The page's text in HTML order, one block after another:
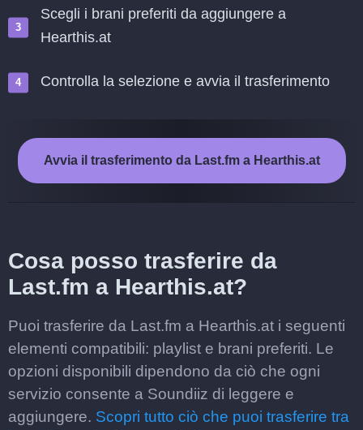
Scegli i brani preferiti da aggiungere a
Hearthis.at
Controlla la selezione e avvia il trasferimento
Avvia il trasferimento da Last.fm a Hearthis.at
Cosa posso trasferire da
Last.fm a Hearthis.at?
Puoi trasferire da Last.fm a Hearthis.at i seguenti
elementi compatibili: playlist e brani preferiti. Le
opzioni disponibili dipendono da ciò che ogni
servizio consente a Soundiiz di leggere e
aggiungere. Scopri tutto ciò che puoi trasferire tra